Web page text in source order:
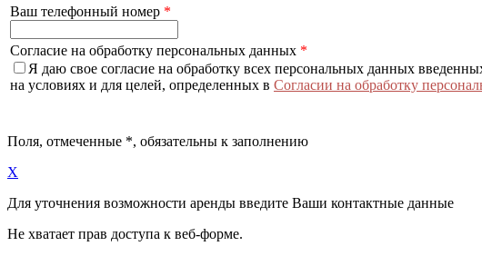
Ваш телефонный номер *
Согласие на обработку персональных данных *
Я даю свое согласие на обработку всех персональных данных
на условиях и для целей, определенных в Согласии на обработку
Поля, отмеченные *, обязательны к заполнению
X
Для уточнения возможности аренды введите Ваши контактные данные
Не хватает прав доступа к веб-форме.